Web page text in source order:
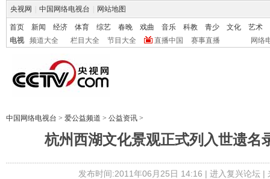
央视网 中国网络电视台 网站地图
首页 新闻 经济 体育 综艺 春晚 戏曲 音乐 科教 青少 文化
艺术
电视
频道大全 栏目大全 节目大全 直播中国 赛事直播 网络
中国网络电视台 > 爱公益频道 > 公益资讯 >
杭州西湖文化景观正式列入世遗名
发布时间:2011年06月25日 14:16 | 进入复兴论坛|